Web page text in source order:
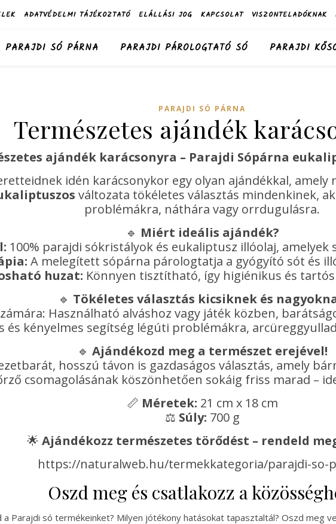
ADATVÉDELMI TÁJÉKOZTATÓ ELÁLLÁSI JOG KAPCSOLAT VISZONTELADÓKNAK
PARAJDI SÓ PÁRNA PARAJDI PÁROLOGTATÓ SÓ PARAJDI
PARAJDI SÓ PÁRNA
Természetes ajándék
ajándék karácsonyra – Parajdi Sópárna
idén karácsonykor egy olyan ajándékkal, amely
változata tökéletes választás mindenkinek,
problémákra, náthára vagy orrdugulásra.
🔹 Miért ideális ajándék?
100% parajdi sókristályok és eukaliptusz illóolaj,
A melegített sópárna párologtatja a gyógyító sót és
huzat: Könnyen tisztítható, így higiénikus és
🔹 Tökéletes választás kicsiknek és
Használható alváshoz vagy játék közben,
és kényelmes segítség légúti problémákra,
🔹 Ajándékozd meg a természet erejével!
hosszú távon is gazdaságos választás, amely
csomagolásának köszönhetően sokáig friss marad –
📏 Méretek: 21 cm x 18 cm
⚖️ Súly: 700 g
🌟 Ajándékozz természetes törődést – rendeld
https://naturalweb.hu/termekkategoria/parajdi-so-
Oszd meg és csatlakozz a
a Parajdi só termékeinket? Milyen jótékony hatásokat tapasztaltál? Oszd meg